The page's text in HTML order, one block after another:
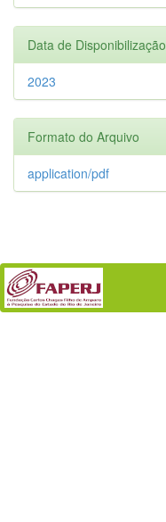
Data de Disponibilização
2023
Formato do Arquivo
application/pdf